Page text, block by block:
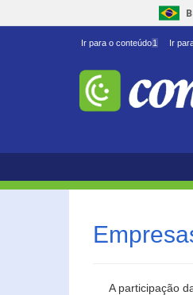
Ir para o conteúdo1 Ir
A participação